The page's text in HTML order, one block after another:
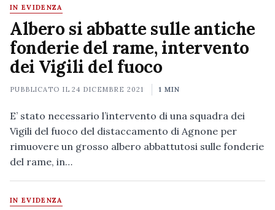
IN EVIDENZA
Albero si abbatte sulle antiche
fonderie del rame, intervento
dei Vigili del fuoco
PUBBLICATO IL24 DICEMBRE 2021 1 MIN
E’ stato necessario l’intervento di una squadra dei
Vigili del fuoco del distaccamento di Agnone per
rimuovere un grosso albero abbattutosi sulle fonderie
del rame, in…
IN EVIDENZA